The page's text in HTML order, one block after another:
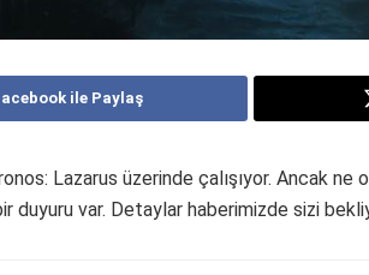
ile Paylaş
Lazarus üzerinde çalışıyor. Ancak
duyuru var. Detaylar haberimizde sizi